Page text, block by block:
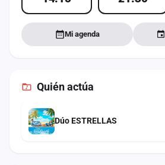
Mi agenda
Quién actúa
Dúo ESTRELLAS